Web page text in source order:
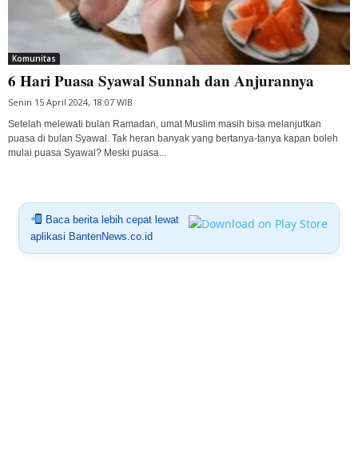
Komunitas
6 Hari Puasa Syawal Sunnah dan Anjurannya
Senin 15 April 2024, 18:07 WIB
Setelah melewati bulan Ramadan, umat Muslim masih bisa melanjutkan
puasa di bulan Syawal. Tak heran banyak yang bertanya-tanya kapan boleh
mulai puasa Syawal? Meski puasa...
Baca berita lebih cepat lewat
aplikasi BantenNews.co.id